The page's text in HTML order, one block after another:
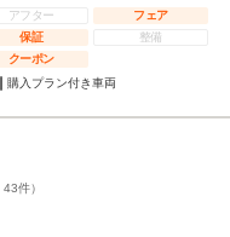
アフター
フェア
保証
整備
クーポン
購入プラン付き車両
43件）